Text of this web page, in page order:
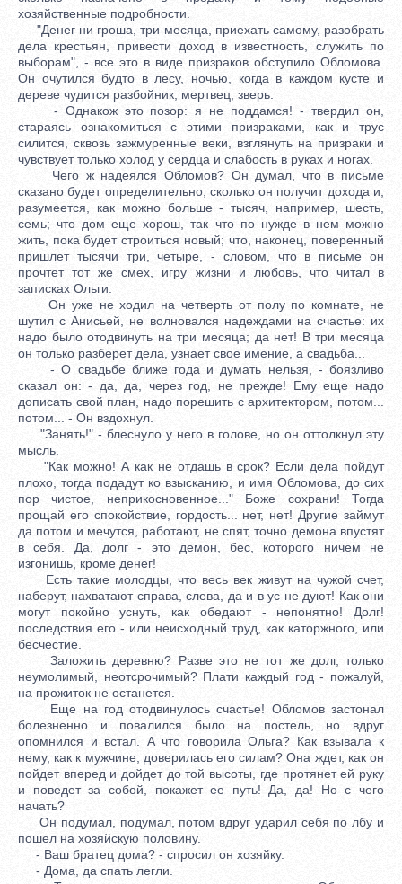
хозяйственные подробности.
"Денег ни гроша, три месяца, приехать самому, разобрать
дела крестьян, привести доход в известность, служить по
выборам", - все это в виде призраков обступило Обломова.
Он очутился будто в лесу, ночью, когда в каждом кусте и
дереве чудится разбойник, мертвец, зверь.
- Однакож это позор: я не поддамся! - твердил он,
стараясь ознакомиться с этими призраками, как и трус
силится, сквозь зажмуренные веки, взглянуть на призраки и
чувствует только холод у сердца и слабость в руках и ногах.
Чего ж надеялся Обломов? Он думал, что в письме
сказано будет определительно, сколько он получит дохода и,
разумеется, как можно больше - тысяч, например, шесть,
семь; что дом еще хорош, так что по нужде в нем можно
жить, пока будет строиться новый; что, наконец, поверенный
пришлет тысячи три, четыре, - словом, что в письме он
прочтет тот же смех, игру жизни и любовь, что читал в
записках Ольги.
Он уже не ходил на четверть от полу по комнате, не
шутил с Анисьей, не волновался надеждами на счастье: их
надо было отодвинуть на три месяца; да нет! В три месяца
он только разберет дела, узнает свое имение, а свадьба...
- О свадьбе ближе года и думать нельзя, - боязливо
сказал он: - да, да, через год, не прежде! Ему еще надо
дописать свой план, надо порешить с архитектором, потом...
потом... - Он вздохнул.
"Занять!" - блеснуло у него в голове, но он оттолкнул эту
мысль.
"Как можно! А как не отдашь в срок? Если дела пойдут
плохо, тогда подадут ко взысканию, и имя Обломова, до сих
пор чистое, неприкосновенное..." Боже сохрани! Тогда
прощай его спокойствие, гордость... нет, нет! Другие займут
да потом и мечутся, работают, не спят, точно демона впустят
в себя. Да, долг - это демон, бес, которого ничем не
изгонишь, кроме денег!
Есть такие молодцы, что весь век живут на чужой счет,
наберут, нахватают справа, слева, да и в ус не дуют! Как они
могут покойно уснуть, как обедают - непонятно! Долг!
последствия его - или неисходный труд, как каторжного, или
бесчестие.
Заложить деревню? Разве это не тот же долг, только
неумолимый, неотсрочимый? Плати каждый год - пожалуй,
на прожиток не останется.
Еще на год отодвинулось счастье! Обломов застонал
болезненно и повалился было на постель, но вдруг
опомнился и встал. А что говорила Ольга? Как взывала к
нему, как к мужчине, доверилась его силам? Она ждет, как он
пойдет вперед и дойдет до той высоты, где протянет ей руку
и поведет за собой, покажет ее путь! Да, да! Но с чего
начать?
Он подумал, подумал, потом вдруг ударил себя по лбу и
пошел на хозяйскую половину.
- Ваш братец дома? - спросил он хозяйку.
- Дома, да спать легли.